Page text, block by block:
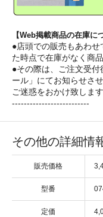
【Web掲載商品の在庫に
●店頭での販売もあわ
た時点で在庫がなく商
●その際は、ご注文受
ール」にてお知らせさ
ご迷惑をおかけ致しま
--------------------------
その他の詳細情
販売価格
型番
定価